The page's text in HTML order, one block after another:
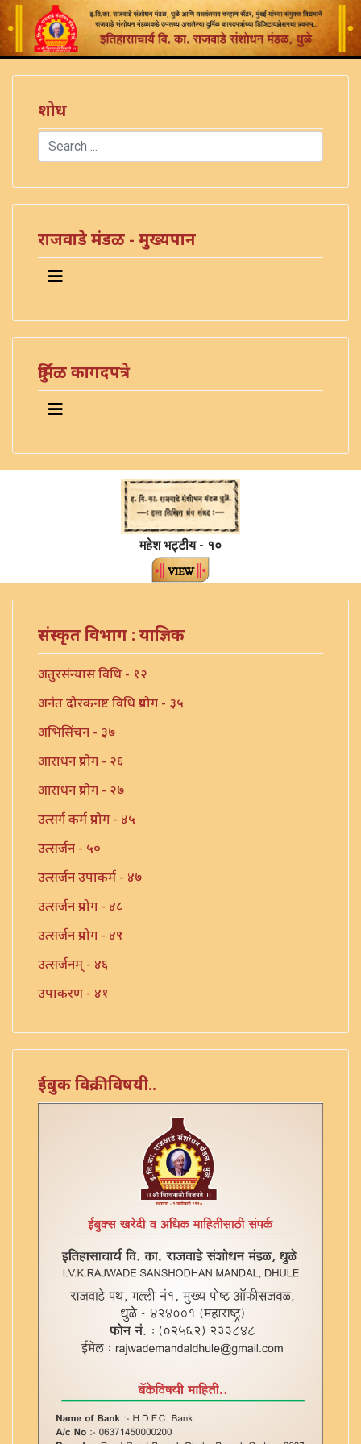
शोध
Search
राजवाडे मंडळ - मुख्यपान
दुर्मिळ कागदपत्रे
महेश भट्टीय - १०
संस्कृत विभाग : याज्ञिक
अतुरसंन्यास विधि - १२
अनंत दोरकनष्ट विधि प्रयोग - ३५
अभिसिंचन - ३७
आराधन प्रयोग - २६
आराधन प्रयोग - २७
उत्सर्ग कर्म प्रयोग - ४५
उत्सर्जन - ५०
उत्सर्जन उपाकर्म - ४७
उत्सर्जन प्रयोग - ४८
उत्सर्जन प्रयोग - ४९
उत्सर्जनम् - ४६
उपाकरण - ४१
उपाकर्म - ४३
उपाकर्म - ४४
एका याज्ञिकाच्या ग्रंथांची यादी - ३
कुलार्णवे - अष्टमोल्लास - ४
कृतमंजरी (त्रुटीत) - ३६
कोकीलाव्रतपूजा
क्षेपखंड व्याख्या - ६
गणपति पुजनम - १८
गर्भादानाची यादी - ३८
ग्रहबली - ६१
ग्रहमख - ५
ईबुक विक्रीविषयी..